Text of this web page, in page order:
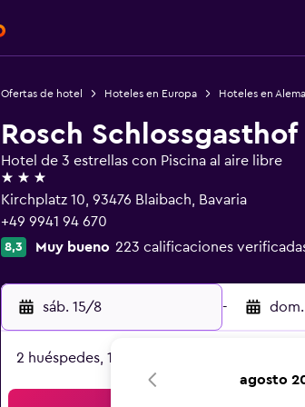
Ofertas de hotel Hoteles en Europa Hoteles en
Rosch Schlossgasthof
Hotel de 3 estrellas con Piscina al aire libre
3 estrellas
Kirchplatz 10, 93476 Blaibach, Bavaria
+49 9941 94 670
8,3 Muy bueno 223 calificaciones
sáb. 15/8 -
2 huéspedes, 1 habitación
agosto